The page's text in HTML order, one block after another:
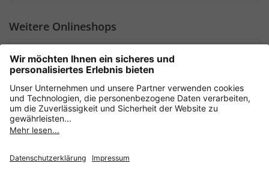
Weitere Onlineshops
Sicher einkaufen mit